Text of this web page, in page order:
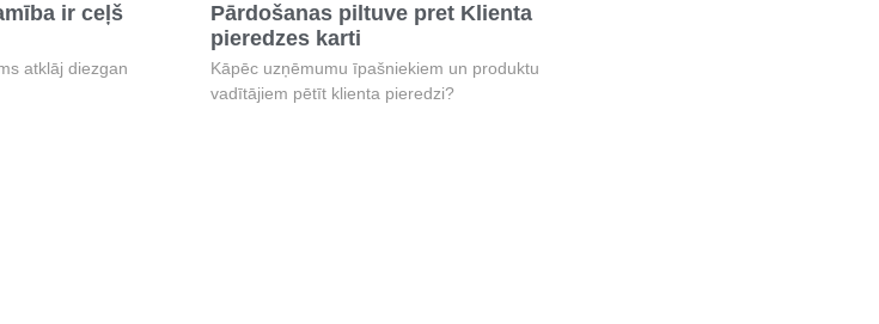
ir ceļš
atklāj diezgan
Pārdošanas piltuve pret Klienta
pieredzes karti
Kāpēc uzņēmumu īpašniekiem un produktu
vadītājiem pētīt klienta pieredzi?